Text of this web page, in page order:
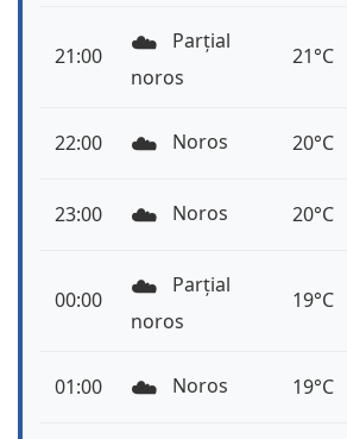
21:00 ☁️
Parțial
noros
21°C
22:00 ☁️ Noros 20°C
23:00 ☁️ Noros 20°C
00:00 ☁️
Parțial
noros
19°C
01:00 ☁️ Noros 19°C